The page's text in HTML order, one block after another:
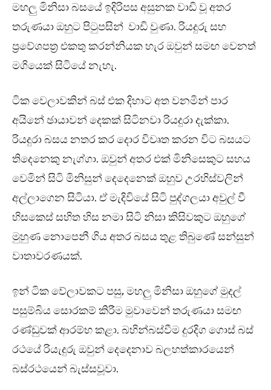
මහලු මිනිසා බසයේ ඉදිරිපස අසුනක වාඩි වූ අතර
තරුණයා ඔහුට පිටුපසින් වාඩි වුණා. රියදුරු සහ
ප්‍රවේශපත්‍ර එකතු කරන්නියක හැර ඔවුන් සමඟ වෙනත්
මගියෙක් සිටියේ නැහැ.
ටික වෙලාවකින් බස් එක දිහාට අත වනමින් පාර
අයිනේ ඡායාවන් දෙකක් සිටිනවා රියදුරා දැක්කා.
රියදුරා බසය නතර කර දොර විවෘත කරන විට බසයට
තිදෙනෙකු නැග්ගා. ඔවුන් අතර එක් මිනිසෙකුට සහය
වෙමින් සිටි මිනිසුන් දෙදෙනෙක් ඔහුව උරහිස්වලින්
අල්ලාගෙන සිටියා. ඒ මැදිවියේ සිටි පුද්ගලයා අවුල් වී
හිසකෙස් සහිත හිස නමා සිටි නිසා කිසිවකුට ඔහුගේ
මුහුණ නොපෙනී ගිය අතර බසය තුළ තිබුණේ සන්සුන්
වාතාවරණයක්.
ඉන් ටික වේලාවකට පසු, මහලු මිනිසා ඔහුගේ මුදල්
පසුම්බිය සොරකම් කිරීම මුවාවෙන් තරුණයා සමඟ
රණ්ඩුවක් ආරම්භ කළා. බහින්බස්‌වීම දුරදිග ගොස්‌ බස්‌
රථයේ රියැදුරු ඔවුන් දෙදෙනාව බලහත්කාරයෙන්
බස්‌රථයෙන් බැස්සවූවා.